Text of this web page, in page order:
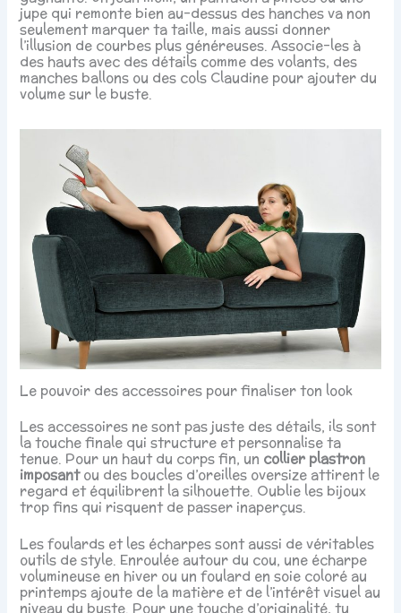
jupe qui remonte bien au-dessus des hanches va non
seulement marquer ta taille, mais aussi donner
l’illusion de courbes plus généreuses. Associe-les à
des hauts avec des détails comme des volants, des
manches ballons ou des cols Claudine pour ajouter du
volume sur le buste.
Le pouvoir des accessoires pour finaliser ton look
Les accessoires ne sont pas juste des détails, ils sont
la touche finale qui structure et personnalise ta
tenue. Pour un haut du corps fin, un collier plastron
imposantou des boucles d’oreilles oversize attirent le
regard et équilibrent la silhouette. Oublie les bijoux
trop fins qui risquent de passer inaperçus.
Les foulards et les écharpes sont aussi de véritables
outils de style. Enroulée autour du cou, une écharpe
volumineuse en hiver ou un foulard en soie coloré au
printemps ajoute de la matière et de l’intérêt visuel au
niveau du buste. Pour une touche d’originalité, tu